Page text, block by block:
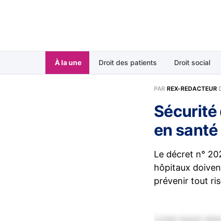
À la une Droit des patients Droit social
PAR REX-REDACTEUR
Sécurité
en santé
Le décret n°
hôpitaux
prévenir tout
Lorem ipsum